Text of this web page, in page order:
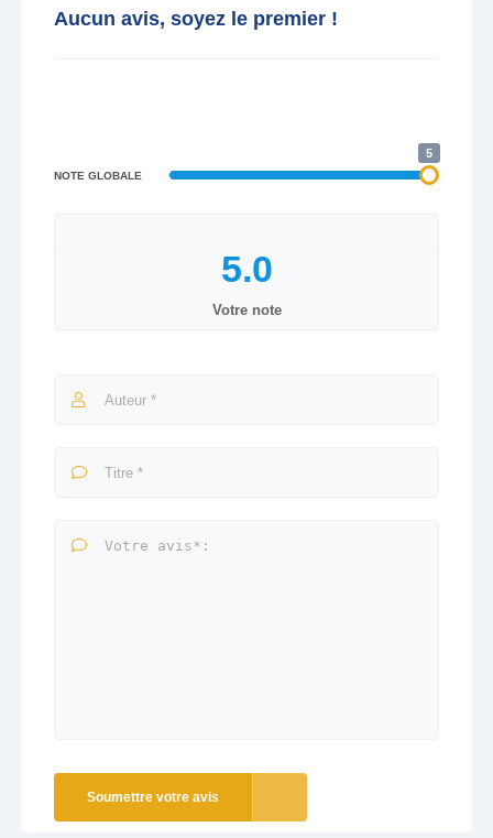
Aucun avis, soyez le premier !
NOTE GLOBALE
5
Votre note
Soumettre votre avis